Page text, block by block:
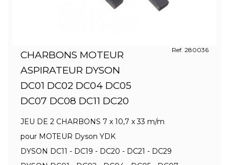
CHARBONS MOTEUR
ASPIRATEUR DYSON
DC01 DC02 DC04 DC05
DC07 DC08 DC11 DC20
Ref. 280036
JEU DE 2 CHARBONS 7 x 10,7 x 33 m/m
pour MOTEUR Dyson YDK
DYSON DC11 - DC19 - DC20 - DC21 - DC29